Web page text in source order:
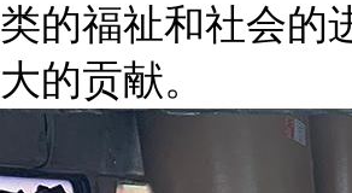
类的福祉和社会的
大的贡献。